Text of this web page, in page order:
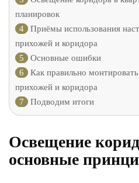
планировок
4
Приёмы использования
прихожей и коридора
5
Основные ошибки
6
Как правильно
прихожей и коридора
7
Подводим итоги
Освещение
основные